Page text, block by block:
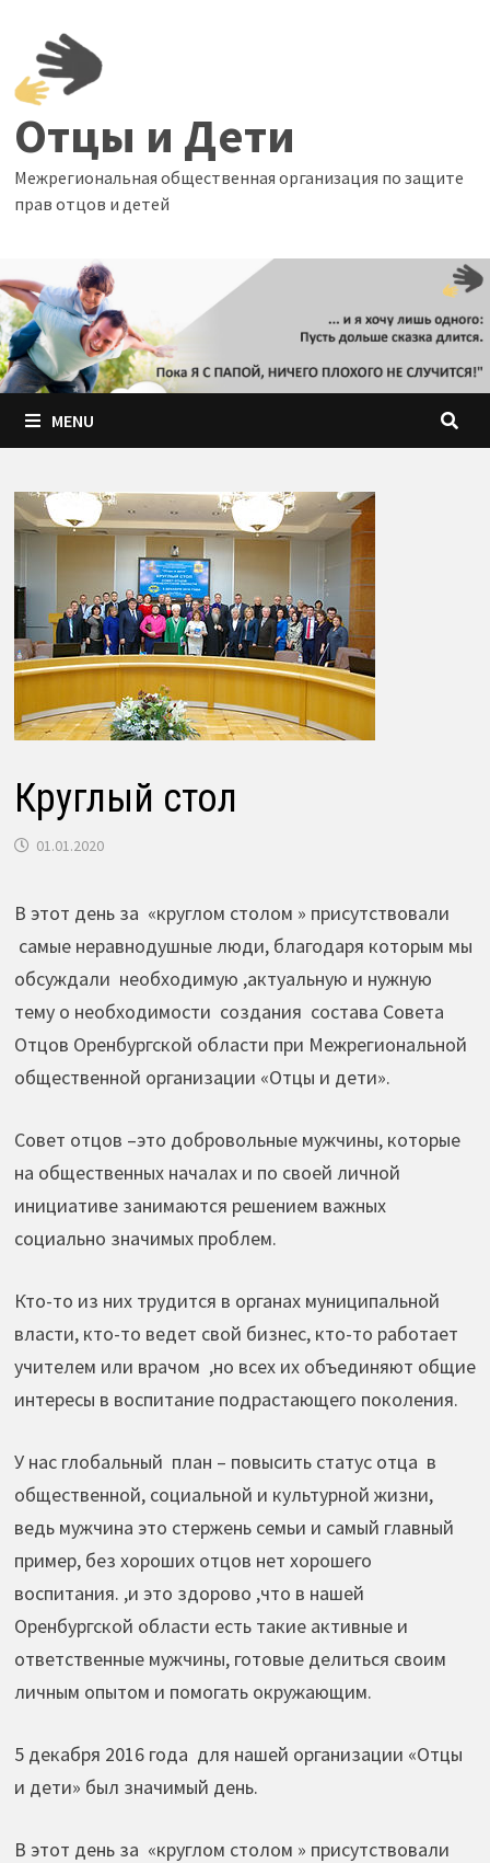
content
Отцы и Дети
Межрегиональная общественная организация по защите
прав отцов и детей
MENU
Круглый стол
01.01.2020
В этот день за «круглом столом » присутствовали
самые неравнодушные люди, благодаря которым мы
обсуждали необходимую ,актуальную и нужную
тему о необходимости создания состава Совета
Отцов Оренбургской области при Межрегиональной
общественной организации «Отцы и дети».
Совет отцов –это добровольные мужчины, которые
на общественных началах и по своей личной
инициативе занимаются решением важных
социально значимых проблем.
Кто-то из них трудится в органах муниципальной
власти, кто-то ведет свой бизнес, кто-то работает
учителем или врачом ,но всех их объединяют общие
интересы в воспитание подрастающего поколения.
У нас глобальный план – повысить статус отца в
общественной, социальной и культурной жизни,
ведь мужчина это стержень семьи и самый главный
пример, без хороших отцов нет хорошего
воспитания. ,и это здорово ,что в нашей
Оренбургской области есть такие активные и
ответственные мужчины, готовые делиться своим
личным опытом и помогать окружающим.
5 декабря 2016 года для нашей организации «Отцы
и дети» был значимый день.
В этот день за «круглом столом » присутствовали